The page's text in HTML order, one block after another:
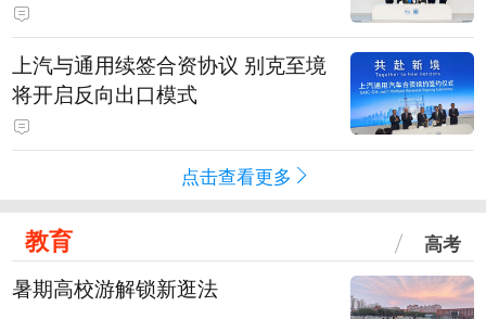
上汽与通用续签合资协议 别克至境
将开启反向出口模式
点击查看更多
教育 高考
暑期高校游解锁新逛法